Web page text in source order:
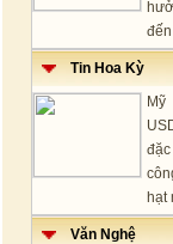
Tin Hoa Kỳ
hạt
Văn Nghệ